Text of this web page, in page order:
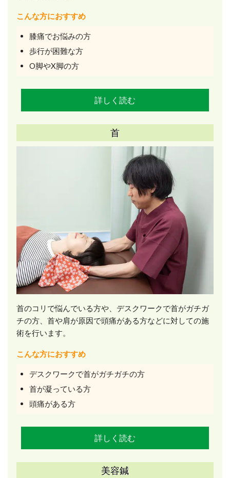
こんな方におすすめ
膝痛でお悩みの方
歩行が困難な方
O脚やX脚の方
詳しく読む
首
首のコリで悩んでいる方や、デスクワークで首がガチガ
チの方、首や肩が原因で頭痛がある方などに対しての施
術を行います。
こんな方におすすめ
デスクワークで首がガチガチの方
首が凝っている方
頭痛がある方
詳しく読む
美容鍼